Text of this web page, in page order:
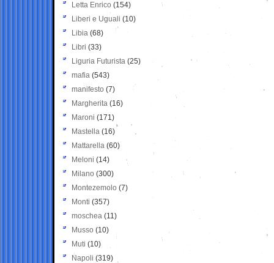
Letta Enrico (154)
Liberi e Uguali (10)
Libia (68)
Libri (33)
Liguria Futurista (25)
mafia (543)
manifesto (7)
Margherita (16)
Maroni (171)
Mastella (16)
Mattarella (60)
Meloni (14)
Milano (300)
Montezemolo (7)
Monti (357)
moschea (11)
Musso (10)
Muti (10)
Napoli (319)